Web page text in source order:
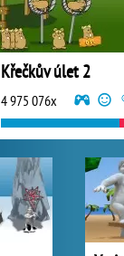
Křečkův úlet 2
4 975 076x